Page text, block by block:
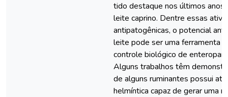
tido destaque nos últimos
leite caprino. Dentre essas
antipatogênicas, o potencial
leite pode ser uma ferramenta
controle biológico de
Alguns trabalhos têm
de alguns ruminantes possui
helmíntica capaz de gerar uma